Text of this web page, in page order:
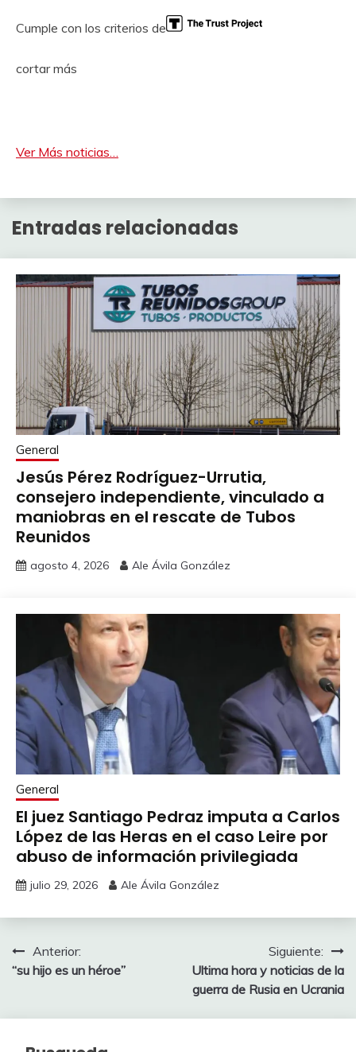
Cumple con los criterios de
cortar más
Ver Más noticias…
Entradas relacionadas
General
Jesús Pérez Rodríguez-Urrutia,
consejero independiente, vinculado a
maniobras en el rescate de Tubos
Reunidos
agosto 4, 2026 Ale Ávila González
General
El juez Santiago Pedraz imputa a Carlos
López de las Heras en el caso Leire por
abuso de información privilegiada
julio 29, 2026 Ale Ávila González
Navegación
de
entradas
Anterior:
“su hijo es un héroe”
Siguiente:
Ultima hora y noticias de la
guerra de Rusia en Ucrania